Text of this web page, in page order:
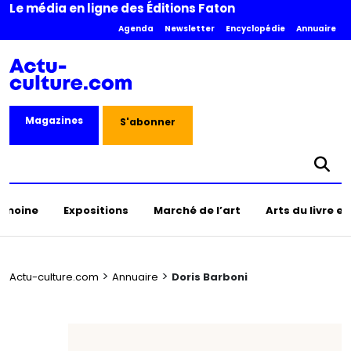
Le média en ligne des Éditions Faton
Agenda Newsletter Encyclopédie Annuaire
Magazines S'abonner
Expositions Marché de l’art Arts du livre
Actu-culture.com > Annuaire > Doris Barboni